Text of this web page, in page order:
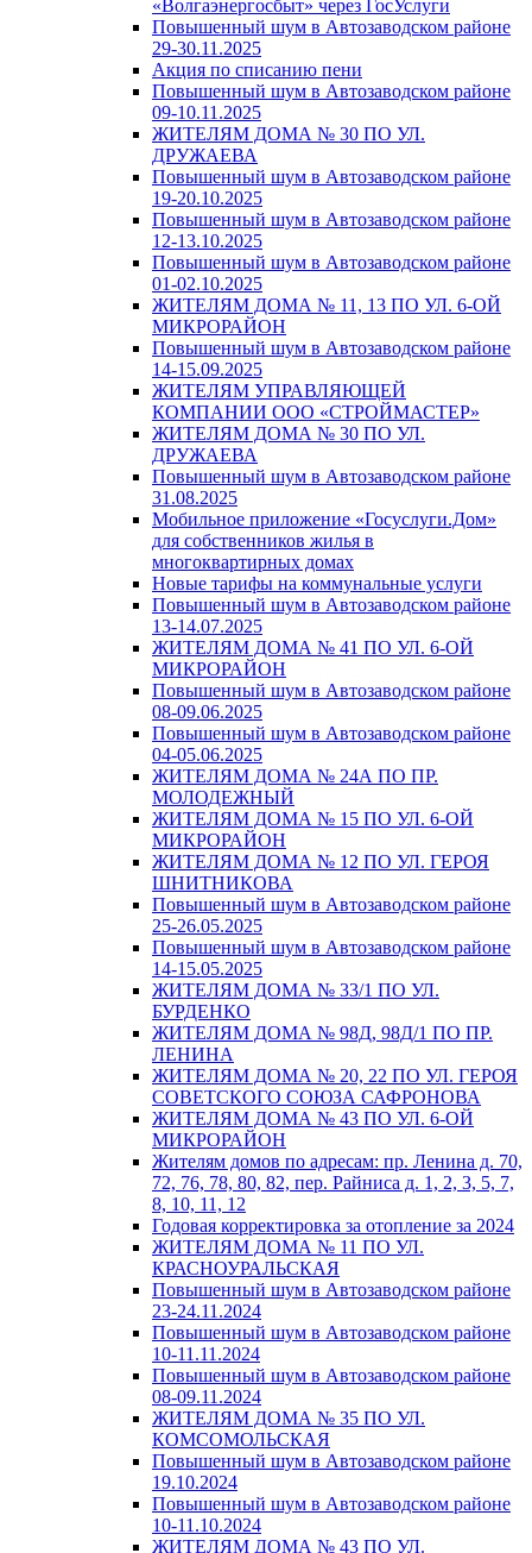
«Волгаэнергосбыт» через ГосУслуги
Повышенный шум в Автозаводском районе
29-30.11.2025
Акция по списанию пени
Повышенный шум в Автозаводском районе
09-10.11.2025
ЖИТЕЛЯМ ДОМА № 30 ПО УЛ.
ДРУЖАЕВА
Повышенный шум в Автозаводском районе
19-20.10.2025
Повышенный шум в Автозаводском районе
12-13.10.2025
Повышенный шум в Автозаводском районе
01-02.10.2025
ЖИТЕЛЯМ ДОМА № 11, 13 ПО УЛ. 6-ОЙ
МИКРОРАЙОН
Повышенный шум в Автозаводском районе
14-15.09.2025
ЖИТЕЛЯМ УПРАВЛЯЮЩЕЙ
КОМПАНИИ ООО «СТРОЙМАСТЕР»
ЖИТЕЛЯМ ДОМА № 30 ПО УЛ.
ДРУЖАЕВА
Повышенный шум в Автозаводском районе
31.08.2025
Мобильное приложение «Госуслуги.Дом»
для собственников жилья в
многоквартирных домах
Новые тарифы на коммунальные услуги
Повышенный шум в Автозаводском районе
13-14.07.2025
ЖИТЕЛЯМ ДОМА № 41 ПО УЛ. 6-ОЙ
МИКРОРАЙОН
Повышенный шум в Автозаводском районе
08-09.06.2025
Повышенный шум в Автозаводском районе
04-05.06.2025
ЖИТЕЛЯМ ДОМА № 24А ПО ПР.
МОЛОДЕЖНЫЙ
ЖИТЕЛЯМ ДОМА № 15 ПО УЛ. 6-ОЙ
МИКРОРАЙОН
ЖИТЕЛЯМ ДОМА № 12 ПО УЛ. ГЕРОЯ
ШНИТНИКОВА
Повышенный шум в Автозаводском районе
25-26.05.2025
Повышенный шум в Автозаводском районе
14-15.05.2025
ЖИТЕЛЯМ ДОМА № 33/1 ПО УЛ.
БУРДЕНКО
ЖИТЕЛЯМ ДОМА № 98Д, 98Д/1 ПО ПР.
ЛЕНИНА
ЖИТЕЛЯМ ДОМА № 20, 22 ПО УЛ. ГЕРОЯ
СОВЕТСКОГО СОЮЗА САФРОНОВА
ЖИТЕЛЯМ ДОМА № 43 ПО УЛ. 6-ОЙ
МИКРОРАЙОН
Жителям домов по адресам: пр. Ленина д. 70,
72, 76, 78, 80, 82, пер. Райниса д. 1, 2, 3, 5, 7,
8, 10, 11, 12
Годовая корректировка за отопление за 2024
ЖИТЕЛЯМ ДОМА № 11 ПО УЛ.
КРАСНОУРАЛЬСКАЯ
Повышенный шум в Автозаводском районе
23-24.11.2024
Повышенный шум в Автозаводском районе
10-11.11.2024
Повышенный шум в Автозаводском районе
08-09.11.2024
ЖИТЕЛЯМ ДОМА № 35 ПО УЛ.
КОМСОМОЛЬСКАЯ
Повышенный шум в Автозаводском районе
19.10.2024
Повышенный шум в Автозаводском районе
10-11.10.2024
ЖИТЕЛЯМ ДОМА № 43 ПО УЛ.